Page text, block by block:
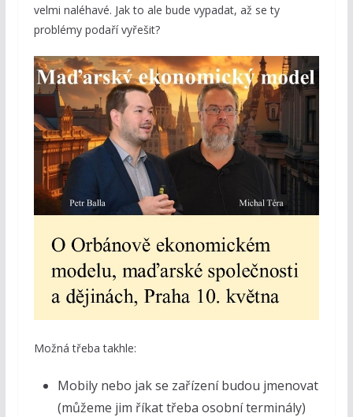
velmi naléhavé. Jak to ale bude vypadat, až se ty
problémy podaří vyřešit?
Možná třeba takhle:
Mobily nebo jak se zařízení budou jmenovat
(můžeme jim říkat třeba osobní terminály)